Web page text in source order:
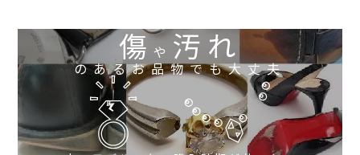
傷や 汚れ
のあるお品物でも大丈夫